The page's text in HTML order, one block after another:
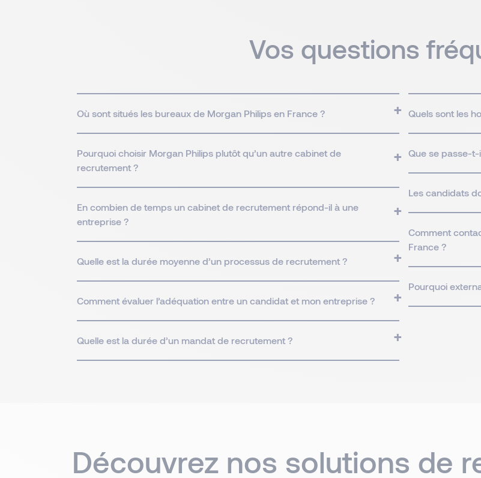
Vos questions
Où sont situés les bureaux de Morgan Philips en France ?
Pourquoi choisir Morgan Philips plutôt qu’un autre cabinet de
recrutement ?
En combien de temps un cabinet de recrutement répond-il à une
entreprise ?
Quelle est la durée moyenne d’un processus de recrutement ?
Comment évaluer l’adéquation entre un candidat et mon entreprise ?
Quelle est la durée d’un mandat de recrutement ?
Quels sont les
Que se passe-t-
Les candidats
Comment
France ?
Pourquoi
Découvrez nos solutions de